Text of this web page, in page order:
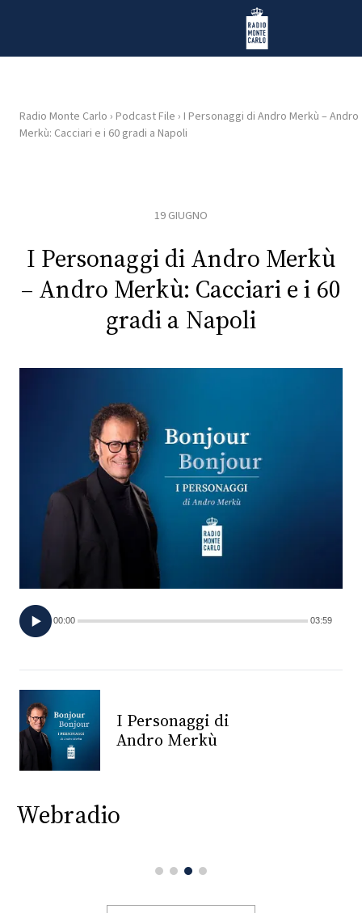
Radio Monte Carlo
HOME
RADIO
PLAYLIST
CONCORSI
EVENTI
TV
PRINCIPATO
MONACO
RMC
CONSIGLIA
Radio Monte Carlo › Podcast File › I Personaggi di Andro Merkù – Andro
Merkù: Cacciari e i 60 gradi a Napoli
19 GIUGNO
I Personaggi di Andro Merkù
– Andro Merkù: Cacciari e i 60
gradi a Napoli
00:00 03:59
I Personaggi di
Andro Merkù
Webradio